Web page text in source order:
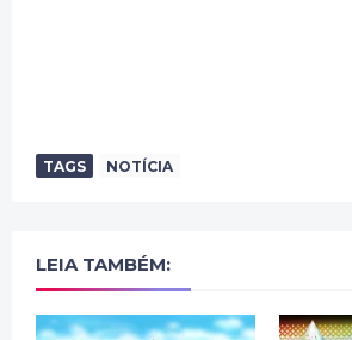
TAGS NOTÍCIA
LEIA TAMBÉM: